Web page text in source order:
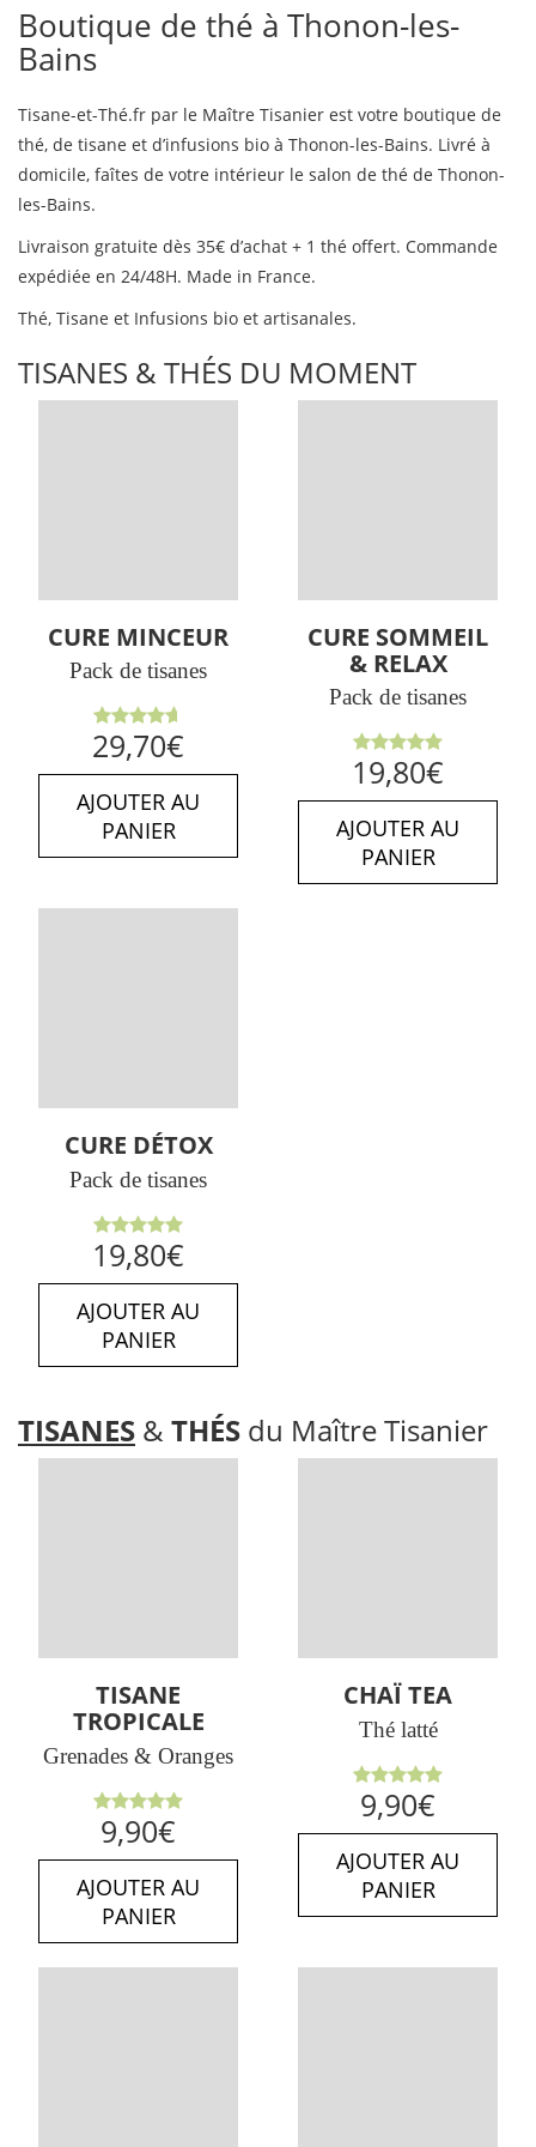
Boutique de thé à Thonon-les-
Bains
Tisane-et-Thé.fr par le Maître Tisanier est votre boutique de
thé, de tisane et d’infusions bio à Thonon-les-Bains. Livré à
domicile, faîtes de votre intérieur le salon de thé de Thonon-
les-Bains.
Livraison gratuite dès 35€ d’achat + 1 thé offert. Commande
expédiée en 24/48H. Made in France.
Thé, Tisane et Infusions bio et artisanales.
TISANES & THÉS DU MOMENT
CURE MINCEUR
Pack de tisanes
Note
4.64sur
5
29,70€
AJOUTER AU
PANIER
CURE SOMMEIL
& RELAX
Pack de tisanes
Note5.00
sur 5
19,80€
AJOUTER AU
PANIER
CURE DÉTOX
Pack de tisanes
Note5.00
sur 5
19,80€
AJOUTER AU
PANIER
TISANES & THÉS du Maître Tisanier
TISANE
TROPICALE
Grenades & Oranges
Note5.00
sur 5
9,90€
AJOUTER AU
PANIER
CHAÏ TEA
Thé latté
Note5.00
sur 5
9,90€
AJOUTER AU
PANIER